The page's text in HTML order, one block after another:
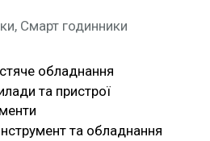
Смарт годинники
обладнання
та пристрої
та обладнання